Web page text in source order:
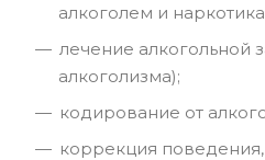
алкоголем и
лечение алкогольной
алкоголизма);
кодирование от
коррекция